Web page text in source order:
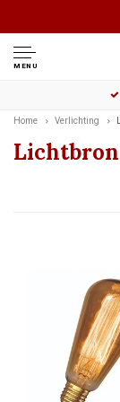
MENU
Home Verlichting
Lichtbron